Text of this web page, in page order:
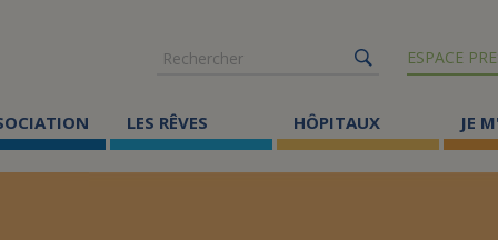
Rechercher
ESPACE
LES RÊVES HÔPITAUX JE